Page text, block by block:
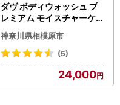
ダヴ ボディウォッシュ プ
レミアム モイスチャーケ
ア つめかえ用 330g×18 ※
着日指定不可 ※離島への配
送不可◇
神奈川県相模原市
(5)
24,000